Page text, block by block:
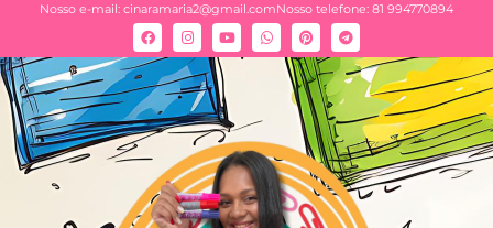
Nosso e-mail: cinaramaria2@gmail.comNosso telefone: 81 994770894